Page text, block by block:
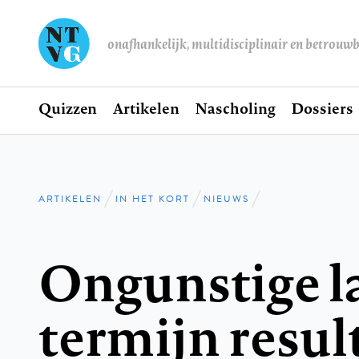
onafhankelijk, multidisciplinair en
Hoofdnavigatie
Home
Quizzen Artikelen Nascholing Dossiers
Kruimelpad
ARTIKELEN IN HET KORT NIEUWS
Ongunstige
termijn